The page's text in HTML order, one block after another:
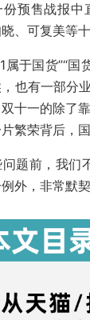
份预售战报中
、可复美等
属于国货”“
也有一部分
十一的除了
繁荣背后，
题前，我们
外，非常默